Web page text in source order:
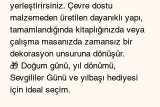
yerleştirirsiniz. Çevre dostu
malzemeden üretilen dayanıklı yapı,
tamamlandığında kitaplığınızda veya
çalışma masanızda zamansız bir
dekorasyon unsuruna dönüşür.
🎁 Doğum günü, yıl dönümü,
Sevgililer Günü ve yılbaşı hediyesi
için ideal seçim.